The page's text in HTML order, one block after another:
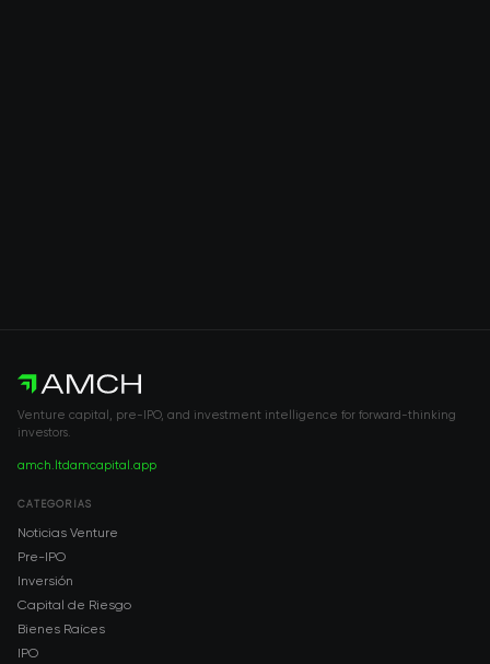
Venture capital, pre-IPO, and investment intelligence for forward-thinking
investors.
amch.ltdamcapital.app
CATEGORÍAS
Noticias Venture
Pre-IPO
Inversión
Capital de Riesgo
Bienes Raíces
IPO